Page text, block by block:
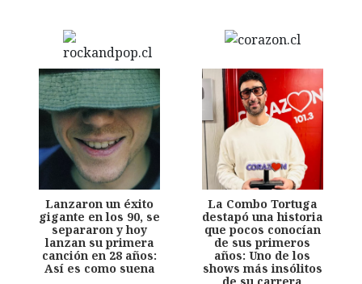
Lanzaron un éxito
gigante en los 90, se
separaron y hoy
lanzan su primera
canción en 28 años:
Así es como suena
La Combo Tortuga
destapó una historia
que pocos conocían
de sus primeros
años: Uno de los
shows más insólitos